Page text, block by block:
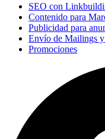
SEO con
Contenido para
Publicidad para
Envío de Mailings
Promociones